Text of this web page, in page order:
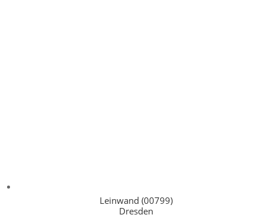
Leinwand (00799)
Dresden